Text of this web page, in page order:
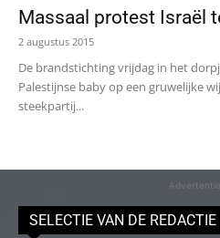
Massaal protest Israël
2 augustus 2015
De brandstichting vrijdag in het
Palestijnse baby op een gruwelijke
steekpartij...
SELECTIE VAN DE REDACTIE